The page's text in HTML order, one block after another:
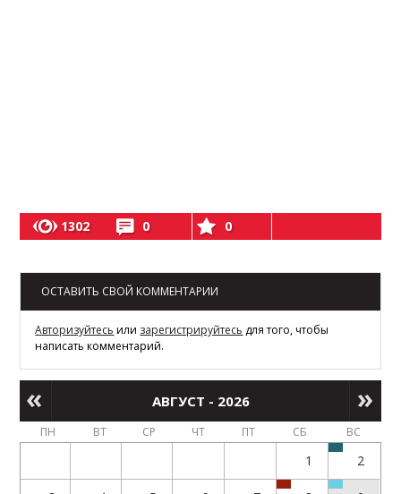
1302 0 0
ОСТАВИТЬ СВОЙ КОММЕНТАРИИ
Авторизуйтесь или зарегистрируйтесь для того, чтобы
написать комментарий.
АВГУСТ - 2026
ПН ВТ СР ЧТ ПТ СБ ВС
1 2